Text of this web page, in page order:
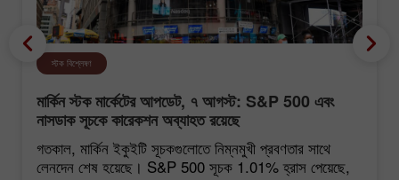
স্টক বিশ্লেষণ
মার্কিন স্টক মার্কেটের আপডেট, ৭ আগস্ট: S&P 500 এবং
নাসডাক সূচকে কারেকশন অব্যাহত রয়েছে
গতকাল, মার্কিন ইকুইটি সূচকগুলোতে নিম্নমুখী প্রবণতার সাথে
লেনদেন শেষ হয়েছে। S&P 500 সূচক 1.01% হ্রাস পেয়েছে,